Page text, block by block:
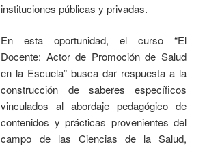
instituciones públicas y privadas.
En esta oportunidad, el curso “El
Docente: Actor de Promoción de Salud
en la Escuela” busca dar respuesta a la
construcción de saberes específicos
vinculados al abordaje pedagógico de
contenidos y prácticas provenientes del
campo de las Ciencias de la Salud,